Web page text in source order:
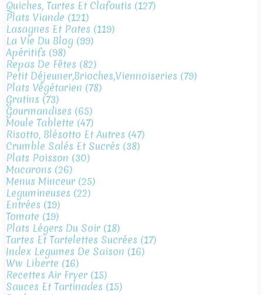
Quiches, Tartes Et Clafoutis (127)
Plats Viande (121)
Lasagnes Et Pates (119)
La Vie Du Blog (99)
Apéritifs (98)
Repas De Fêtes (82)
Petit Déjeuner,brioches,viennoiseries (79)
Plats Végétarien (78)
Gratins (73)
Gourmandises (65)
Moule Tablette (47)
Risotto, Blésotto Et Autres (47)
Crumble Salés Et Sucrés (38)
Plats Poisson (30)
Macarons (26)
Menus Minceur (25)
Legumineuses (22)
Entrées (19)
Tomate (19)
Plats Légers Du Soir (18)
Tartes Et Tartelettes Sucrées (17)
Index Legumes De Saison (16)
Ww Liberte (16)
Recettes Air Fryer (15)
Sauces Et Tartinades (15)